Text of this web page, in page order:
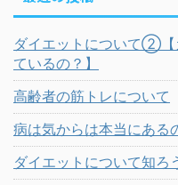
ダイエットについて②【
ているの？】
高齢者の筋トレについて
病は気からは本当にある
ダイエットについて知